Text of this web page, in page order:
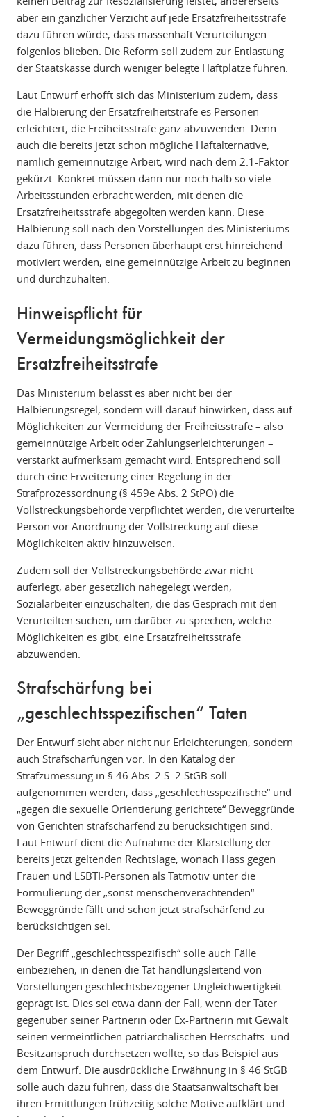
aber ein gänzlicher Verzicht auf jede Ersatzfreiheitsstrafe
dazu führen würde, dass massenhaft Verurteilungen
folgenlos blieben. Die Reform soll zudem zur Entlastung
der Staatskasse durch weniger belegte Haftplätze führen.
Laut Entwurf erhofft sich das Ministerium zudem, dass
die Halbierung der Ersatzfreiheitstrafe es Personen
erleichtert, die Freiheitsstrafe ganz abzuwenden. Denn
auch die bereits jetzt schon mögliche Haftalternative,
nämlich gemeinnützige Arbeit, wird nach dem 2:1-Faktor
gekürzt. Konkret müssen dann nur noch halb so viele
Arbeitsstunden erbracht werden, mit denen die
Ersatzfreiheitsstrafe abgegolten werden kann. Diese
Halbierung soll nach den Vorstellungen des Ministeriums
dazu führen, dass Personen überhaupt erst hinreichend
motiviert werden, eine gemeinnützige Arbeit zu beginnen
und durchzuhalten.
Hinweispflicht für
Vermeidungsmöglichkeit der
Ersatzfreiheitsstrafe
Das Ministerium belässt es aber nicht bei der
Halbierungsregel, sondern will darauf hinwirken, dass auf
Möglichkeiten zur Vermeidung der Freiheitsstrafe – also
gemeinnützige Arbeit oder Zahlungserleichterungen –
verstärkt aufmerksam gemacht wird. Entsprechend soll
durch eine Erweiterung einer Regelung in der
Strafprozessordnung (§ 459e Abs. 2 StPO) die
Vollstreckungsbehörde verpflichtet werden, die verurteilte
Person vor Anordnung der Vollstreckung auf diese
Möglichkeiten aktiv hinzuweisen.
Zudem soll der Vollstreckungsbehörde zwar nicht
auferlegt, aber gesetzlich nahegelegt werden,
Sozialarbeiter einzuschalten, die das Gespräch mit den
Verurteilten suchen, um darüber zu sprechen, welche
Möglichkeiten es gibt, eine Ersatzfreiheitsstrafe
abzuwenden.
Strafschärfung bei
„geschlechtsspezifischen“ Taten
Der Entwurf sieht aber nicht nur Erleichterungen, sondern
auch Strafschärfungen vor. In den Katalog der
Strafzumessung in § 46 Abs. 2 S. 2 StGB soll
aufgenommen werden, dass „geschlechtsspezifische“ und
„gegen die sexuelle Orientierung gerichtete“ Beweggründe
von Gerichten strafschärfend zu berücksichtigen sind.
Laut Entwurf dient die Aufnahme der Klarstellung der
bereits jetzt geltenden Rechtslage, wonach Hass gegen
Frauen und LSBTI-Personen als Tatmotiv unter die
Formulierung der „sonst menschenverachtenden“
Beweggründe fällt und schon jetzt strafschärfend zu
berücksichtigen sei.
Der Begriff „geschlechtsspezifisch“ solle auch Fälle
einbeziehen, in denen die Tat handlungsleitend von
Vorstellungen geschlechtsbezogener Ungleichwertigkeit
geprägt ist. Dies sei etwa dann der Fall, wenn der Täter
gegenüber seiner Partnerin oder Ex-Partnerin mit Gewalt
seinen vermeintlichen patriarchalischen Herrschafts- und
Besitzanspruch durchsetzen wollte, so das Beispiel aus
dem Entwurf. Die ausdrückliche Erwähnung in § 46 StGB
solle auch dazu führen, dass die Staatsanwaltschaft bei
ihren Ermittlungen frühzeitig solche Motive aufklärt und